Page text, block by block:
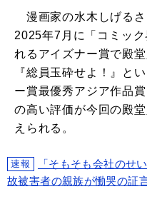
漫画家の水木しげるさ
2025年7月に「コミッ
れるアイズナー賞で殿
『総員玉砕せよ！』と
ー賞最優秀アジア作品
の高い評価が今回の殿
えられる。
速報
「そもそも会社の
故被害者の親族が慟哭の証